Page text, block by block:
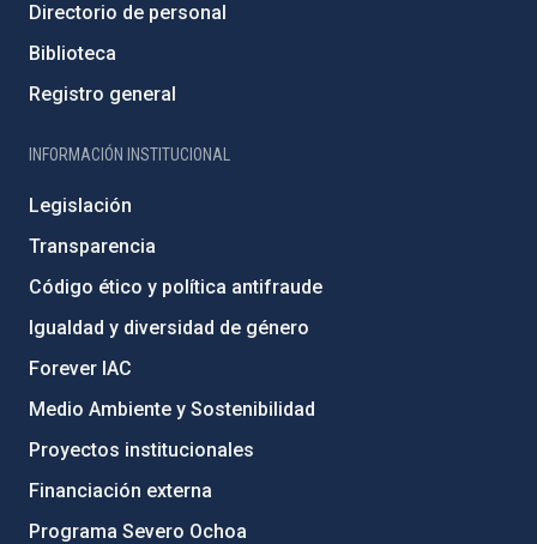
Directorio de personal
Biblioteca
Registro general
INFORMACIÓN INSTITUCIONAL
Legislación
Transparencia
Código ético y política antifraude
Igualdad y diversidad de género
Forever IAC
Medio Ambiente y Sostenibilidad
Proyectos institucionales
Financiación externa
Programa Severo Ochoa